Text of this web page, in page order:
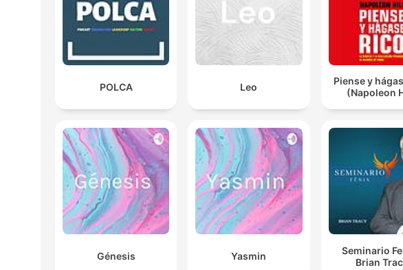
POLCA Leo
Piense y
(Napoleon
Génesis Yasmin
Seminario
Brian